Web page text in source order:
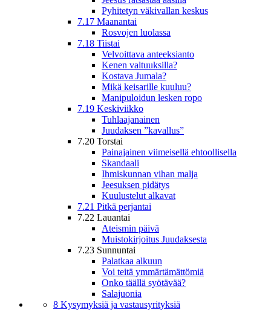
Pyhitetyn väkivallan keskus
7.17 Maanantai
Rosvojen luolassa
7.18 Tiistai
Velvoittava anteeksianto
Kenen valtuuksilla?
Kostava Jumala?
Mikä keisarille kuuluu?
Manipuloidun lesken ropo
7.19 Keskiviikko
Tuhlaajanainen
Juudaksen ”kavallus”
7.20 Torstai
Painajainen viimeisellä ehtoollisella
Skandaali
Ihmiskunnan vihan malja
Jeesuksen pidätys
Kuulustelut alkavat
7.21 Pitkä perjantai
7.22 Lauantai
Ateismin päivä
Muistokirjoitus Juudaksesta
7.23 Sunnuntai
Palatkaa alkuun
Voi teitä ymmärtämättömiä
Onko täällä syötävää?
Salajuonia
8 Kysymyksiä ja vastausyrityksiä